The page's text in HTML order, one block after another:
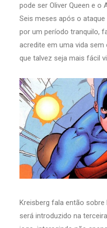
pode ser Oliver Queen e o
Seis meses após o ataque
por um período tranquilo,
acredite em uma vida
que talvez seja mais fácil
Kreisberg fala então sobre
será introduzido na